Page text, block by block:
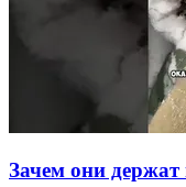
Зачем они